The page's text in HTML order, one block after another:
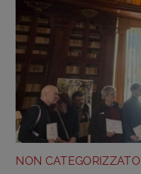
NON CATEGORIZZATO